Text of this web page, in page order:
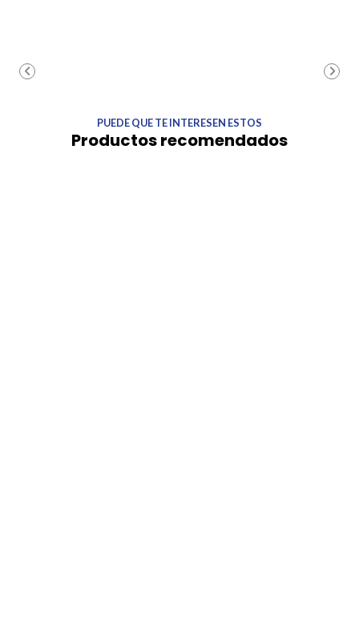
PUEDE QUE TE INTERESEN ESTOS
Productos recomendados